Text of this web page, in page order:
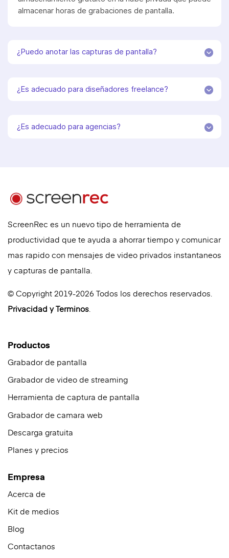
almacenar horas de grabaciones de pantalla.
¿Puedo anotar las capturas de pantalla?
¿Es adecuado para diseñadores freelance?
¿Es adecuado para agencias?
ScreenRec es un nuevo tipo de herramienta de
productividad que te ayuda a ahorrar tiempo y comunicar
mas rapido con mensajes de video privados instantaneos
y capturas de pantalla.
© Copyright 2019-2026 Todos los derechos reservados.
Privacidad yTerminos
Productos
Grabador de pantalla
Grabador de video de streaming
Herramienta de captura de pantalla
Grabador de camara web
Descarga gratuita
Planes y precios
Empresa
Acerca de
Kit de medios
Blog
Contactanos